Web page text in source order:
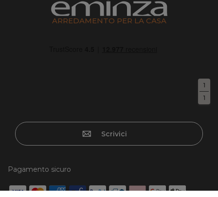
1
1
ARREDAMENTO PER LA CASA
Scrivici
Pagamento sicuro